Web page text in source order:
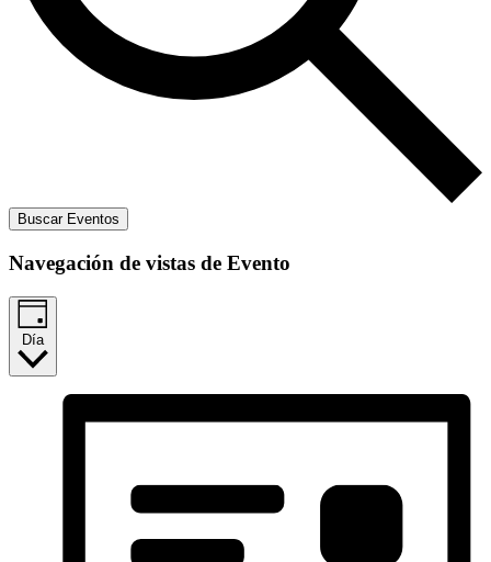
Buscar Eventos
Navegación de vistas de Evento
Día